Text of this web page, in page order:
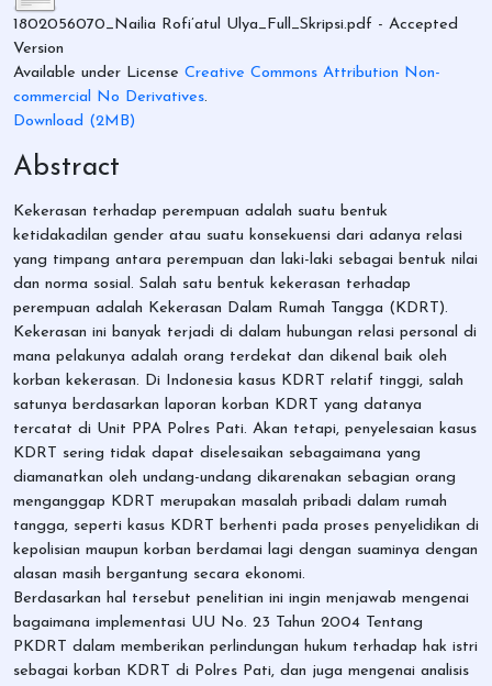
1802056070_Nailia Rofi’atul Ulya_Full_Skripsi.pdf - Accepted
Version
Available under License Creative Commons Attribution Non-
commercial No Derivatives.
Download (2MB)
Abstract
Kekerasan terhadap perempuan adalah suatu bentuk
ketidakadilan gender atau suatu konsekuensi dari adanya relasi
yang timpang antara perempuan dan laki-laki sebagai bentuk nilai
dan norma sosial. Salah satu bentuk kekerasan terhadap
perempuan adalah Kekerasan Dalam Rumah Tangga (KDRT).
Kekerasan ini banyak terjadi di dalam hubungan relasi personal di
mana pelakunya adalah orang terdekat dan dikenal baik oleh
korban kekerasan. Di Indonesia kasus KDRT relatif tinggi, salah
satunya berdasarkan laporan korban KDRT yang datanya
tercatat di Unit PPA Polres Pati. Akan tetapi, penyelesaian kasus
KDRT sering tidak dapat diselesaikan sebagaimana yang
diamanatkan oleh undang-undang dikarenakan sebagian orang
menganggap KDRT merupakan masalah pribadi dalam rumah
tangga, seperti kasus KDRT berhenti pada proses penyelidikan di
kepolisian maupun korban berdamai lagi dengan suaminya dengan
alasan masih bergantung secara ekonomi.
Berdasarkan hal tersebut penelitian ini ingin menjawab mengenai
bagaimana implementasi UU No. 23 Tahun 2004 Tentang
PKDRT dalam memberikan perlindungan hukum terhadap hak istri
sebagai korban KDRT di Polres Pati, dan juga mengenai analisis